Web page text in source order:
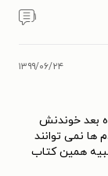
۱
۱۳۹۹/۰۶/۲۴
بعد خوندنش
ها نمی توانند
همین کتاب